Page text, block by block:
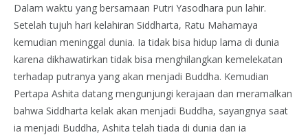
Dalam waktu yang bersamaan Putri Yasodhara pun lahir.
Setelah tujuh hari kelahiran Siddharta, Ratu Mahamaya
kemudian meninggal dunia. Ia tidak bisa hidup lama di dunia
karena dikhawatirkan tidak bisa menghilangkan kemelekatan
terhadap putranya yang akan menjadi Buddha. Kemudian
Pertapa Ashita datang mengunjungi kerajaan dan meramalkan
bahwa Siddharta kelak akan menjadi Buddha, sayangnya saat
ia menjadi Buddha, Ashita telah tiada di dunia dan ia